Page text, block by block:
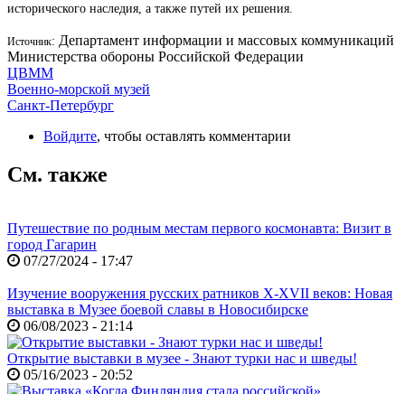
исторического наследия, а также путей их решения.
Источник: Департамент информации и массовых коммуникаций
Министерства обороны Российской Федерации
ЦВММ
Военно-морской музей
Санкт-Петербург
Войдите, чтобы оставлять комментарии
См. также
Путешествие по родным местам первого космонавта: Визит в
город Гагарин
07/27/2024 - 17:47
Изучение вооружения русских ратников X-XVII веков: Новая
выставка в Музее боевой славы в Новосибирске
06/08/2023 - 21:14
Открытие выставки в музее - Знают турки нас и шведы!
05/16/2023 - 20:52